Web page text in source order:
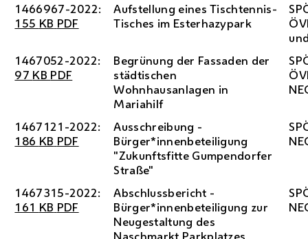
1466967-2022:
155 KB PDF
Aufstellung eines Tischtennis-
Tisches im Esterhazypark
1467052-2022:
97 KB PDF
Begrünung der Fassaden der
städtischen
Wohnhausanlagen in
Mariahilf
1467121-2022:
186 KB PDF
Ausschreibung -
Bürger*innenbeteiligung
"Zukunftsfitte Gumpendorfer
Straße"
1467315-2022:
161 KB PDF
Abschlussbericht -
Bürger*innenbeteiligung zur
Neugestaltung des